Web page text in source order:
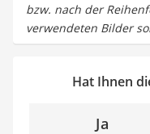
bzw. nach der
verwendeten Bilder
Hat Ihnen
Ja